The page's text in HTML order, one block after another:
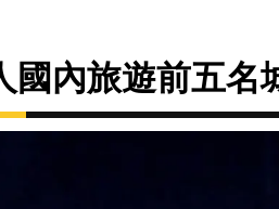
國內旅遊前五名